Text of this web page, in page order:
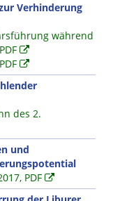
Verhinderung
während
des 2.
und
PDF